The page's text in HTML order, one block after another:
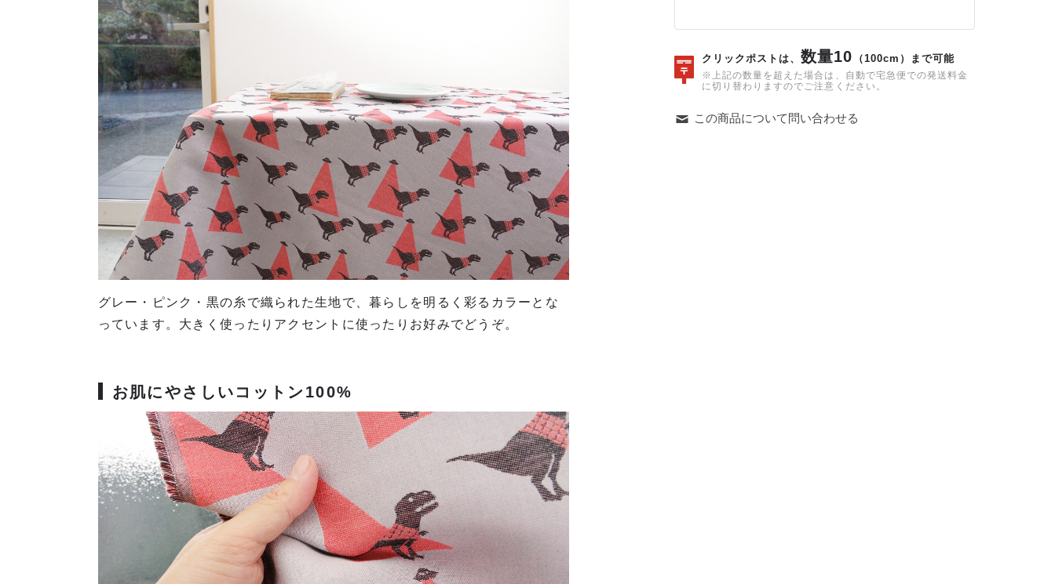
クリックポストは、数量10 （100cm）まで可能
※上記の数量を超えた場合は、自動で宅急便での発送料金
に切り替わりますのでご注意ください。
この商品について問い合わせる
グレー・ピンク・黒の糸で織られた生地で、暮らしを明るく彩るカラーとな
っています。大きく使ったりアクセントに使ったりお好みでどうぞ。
お肌にやさしいコットン100%